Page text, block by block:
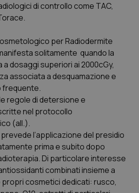
di Bolzano
di Trento
Scompenso
& Rettocolite Ulcerosa
& patologie neurodegenerative
di controllo come TAC,
per Radiodermite
solitamente quando la
dosaggi superiori ai 2000cGy,
associata a desquamazione e
frequente.
regole di detersione e
nel protocollo
(all.).
l’applicazione del presidio
prima e subito dopo
Di particolare interesse
combinati insieme a
cosmetici dedicati: rusco,